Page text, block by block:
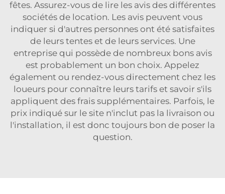
fêtes. Assurez-vous de lire les avis des différentes
sociétés de location. Les avis peuvent vous
indiquer si d'autres personnes ont été satisfaites
de leurs tentes et de leurs services. Une
entreprise qui possède de nombreux bons avis
est probablement un bon choix. Appelez
également ou rendez-vous directement chez les
loueurs pour connaître leurs tarifs et savoir s'ils
appliquent des frais supplémentaires. Parfois, le
prix indiqué sur le site n'inclut pas la livraison ou
l'installation, il est donc toujours bon de poser la
question.